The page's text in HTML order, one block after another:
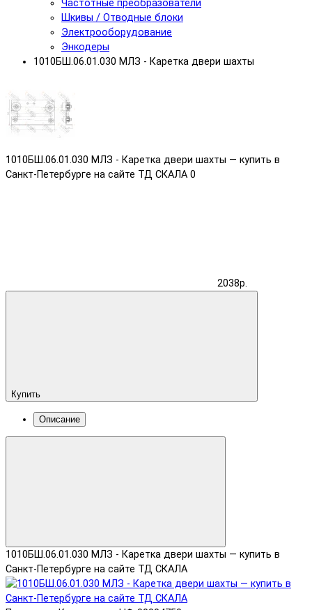
Частотные преобразователи
Шкивы / Отводные блоки
Электрооборудование
Энкодеры
1010БШ.06.01.030 МЛЗ - Каретка двери шахты
1010БШ.06.01.030 МЛЗ - Каретка двери шахты — купить в
Санкт-Петербурге на сайте ТД СКАЛА 0
2038р.
Купить
Описание
1010БШ.06.01.030 МЛЗ - Каретка двери шахты — купить в
Санкт-Петербурге на сайте ТД СКАЛА